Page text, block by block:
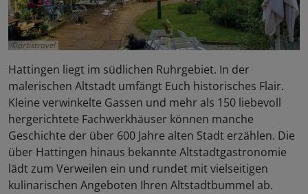
artistravel
Hattingen liegt im südlichen Ruhrgebiet. In der
malerischen Altstadt umfängt Euch historisches Flair.
Kleine verwinkelte Gassen und mehr als 150 liebevoll
hergerichtete Fachwerkhäuser können manche
Geschichte der über 600 Jahre alten Stadt erzählen. Die
über Hattingen hinaus bekannte Altstadtgastronomie
lädt zum Verweilen ein und rundet mit vielseitigen
kulinarischen Angeboten Ihren Altstadtbummel ab.